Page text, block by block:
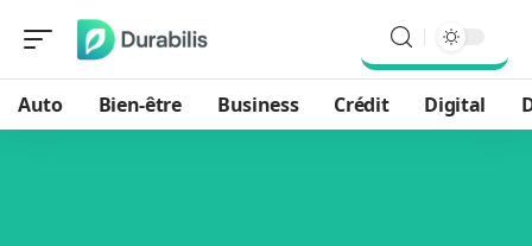
Auto Bien-être Business Crédit Digital